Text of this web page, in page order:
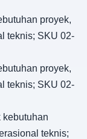
proyek,
teknis; SKU 02-
proyek,
teknis; SKU 02-
kebutuhan
teknis;